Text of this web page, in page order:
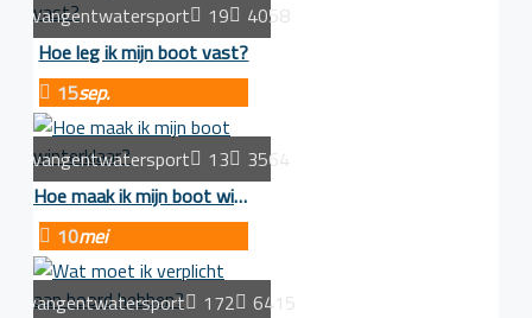
vangentwatersport 19
4058
Hoe leg ik mijn boot vast?
15sep.
vangentwatersport 13
3564
Hoe maak ik mijn boot winterklaar?
10mei
vangentwatersport 172
6415